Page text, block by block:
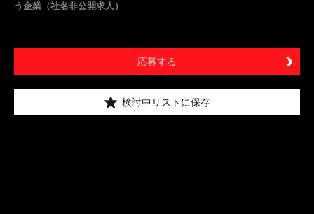
う企業（社名非公開求人）
応募する
検討中リストに保存